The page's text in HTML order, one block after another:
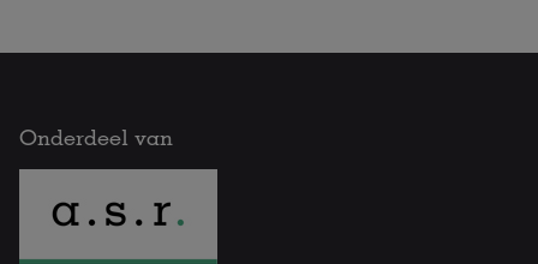
Onderdeel van